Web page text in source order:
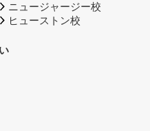
ニュージャージー校
ヒューストン校